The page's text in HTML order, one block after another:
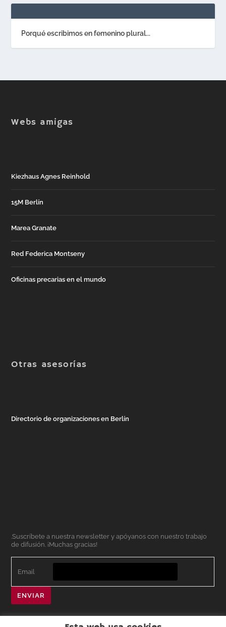
Porqué escribimos en femenino plural...
Webs amigas
Kiezhaus Agnes Reinhold
15M Berlín
Marea Granate
Red Federica Montseny
Oficinas precarias en el mundo
Otras asesorías
Directorio de organizaciones en Berlín
.Suscríbete a nuestra newsletter y apóyanos con nuestro trabajo
de difusión. ¡Muchas gracias!
Email
ENVIAR